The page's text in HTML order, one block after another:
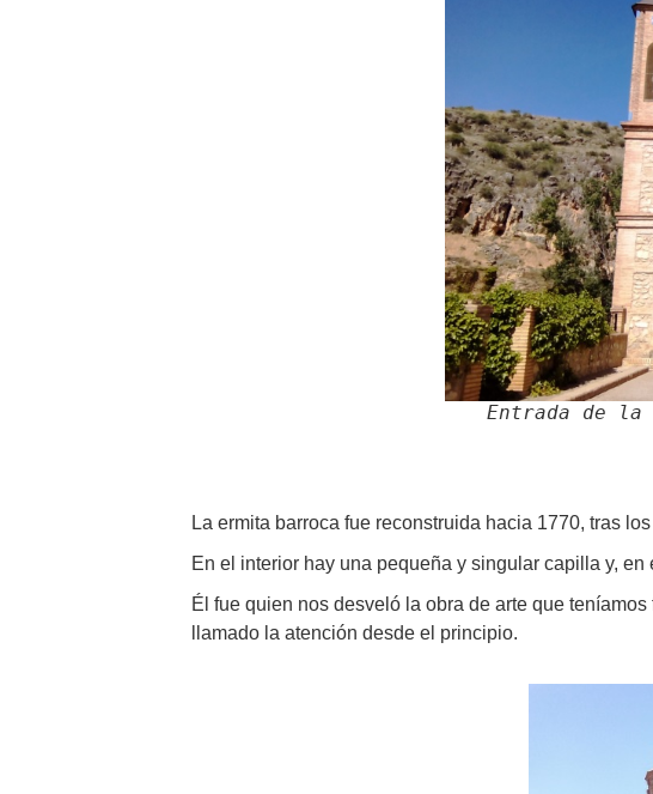
Entrada de la
La ermita barroca fue reconstruida hacia 1770, tras
En el interior hay una pequeña y singular capilla y,
Él fue quien nos desveló la obra de arte que
llamado la atención desde el principio.